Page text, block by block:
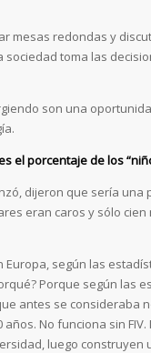
mesas redondas y
sociedad toma las
son una
el porcentaje de los
dijeron que sería
eran caros y sólo
Europa, según las
Porque según las
antes se consideraba
No funciona sin
luego